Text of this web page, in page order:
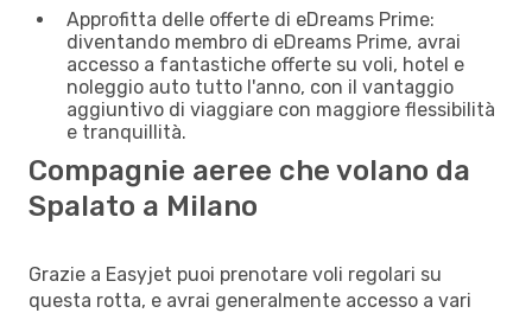
Approfitta delle offerte di eDreams Prime:
diventando membro di eDreams Prime, avrai
accesso a fantastiche offerte su voli, hotel e
noleggio auto tutto l'anno, con il vantaggio
aggiuntivo di viaggiare con maggiore flessibilità
e tranquillità.
Compagnie aeree che volano da
Spalato a Milano
Grazie a Easyjet puoi prenotare voli regolari su
questa rotta, e avrai generalmente accesso a vari